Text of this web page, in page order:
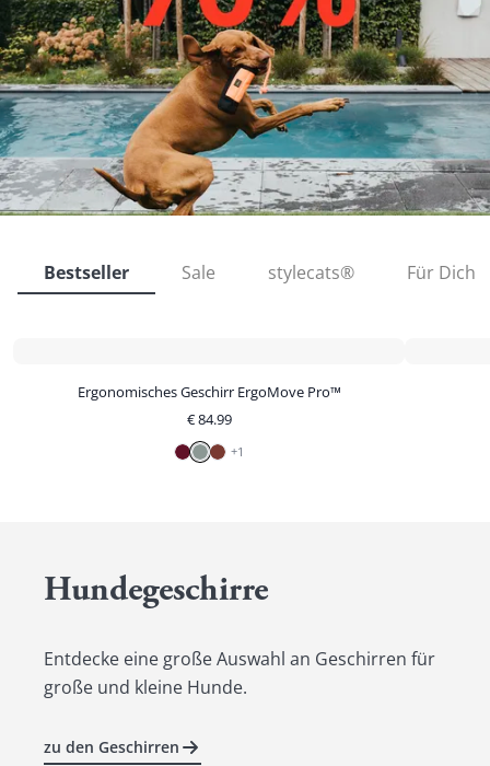
Bestseller Sale stylecats® Für Dich
Ergonomisches Geschirr ErgoMove Pro™
€84.99
+1
Hundegeschirre
Entdecke eine große Auswahl an Geschirren für
große und kleine Hunde.
zu den Geschirren